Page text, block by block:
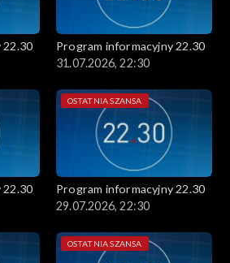
22.30
Program informacyjny 22.30
31.07.2026, 22:30
22.30
OSTATNIA SZANSA
Program informacyjny 22.30
29.07.2026, 22:30
OSTATNIA SZANSA